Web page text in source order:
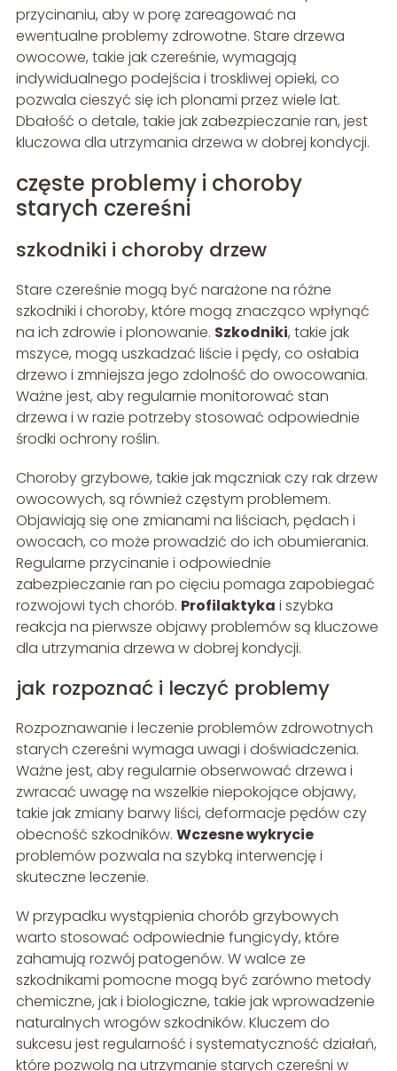
przycinaniu, aby w porę zareagować na
ewentualne problemy zdrowotne. Stare drzewa
owocowe, takie jak czereśnie, wymagają
indywidualnego podejścia i troskliwej opieki, co
pozwala cieszyć się ich plonami przez wiele lat.
Dbałość o detale, takie jak zabezpieczanie ran, jest
kluczowa dla utrzymania drzewa w dobrej kondycji.
częste problemy i choroby
starych czereśni
szkodniki i choroby drzew
Stare czereśnie mogą być narażone na różne
szkodniki i choroby, które mogą znacząco wpłynąć
na ich zdrowie i plonowanie. Szkodniki, takie jak
mszyce, mogą uszkadzać liście i pędy, co osłabia
drzewo i zmniejsza jego zdolność do owocowania.
Ważne jest, aby regularnie monitorować stan
drzewa i w razie potrzeby stosować odpowiednie
środki ochrony roślin.
Choroby grzybowe, takie jak mączniak czy rak drzew
owocowych, są również częstym problemem.
Objawiają się one zmianami na liściach, pędach i
owocach, co może prowadzić do ich obumierania.
Regularne przycinanie i odpowiednie
zabezpieczanie ran po cięciu pomaga zapobiegać
rozwojowi tych chorób. Profilaktyka i szybka
reakcja na pierwsze objawy problemów są kluczowe
dla utrzymania drzewa w dobrej kondycji.
jak rozpoznać i leczyć problemy
Rozpoznawanie i leczenie problemów zdrowotnych
starych czereśni wymaga uwagi i doświadczenia.
Ważne jest, aby regularnie obserwować drzewa i
zwracać uwagę na wszelkie niepokojące objawy,
takie jak zmiany barwy liści, deformacje pędów czy
obecność szkodników. Wczesne wykrycie
problemów pozwala na szybką interwencję i
skuteczne leczenie.
W przypadku wystąpienia chorób grzybowych
warto stosować odpowiednie fungicydy, które
zahamują rozwój patogenów. W walce ze
szkodnikami pomocne mogą być zarówno metody
chemiczne, jak i biologiczne, takie jak wprowadzenie
naturalnych wrogów szkodników. Kluczem do
sukcesu jest regularność i systematyczność działań,
które pozwolą na utrzymanie starych czereśni w